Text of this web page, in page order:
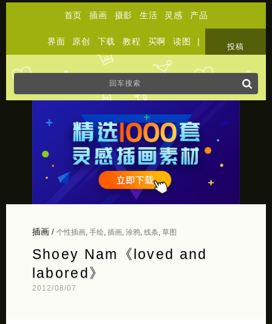
首页 插画 摄影 生活 灵感 产品
界面 原创 下载 教程 买啊 读图 |
投稿
插画/ 个性插画, 手绘, 插画, 涂鸦, 线条 草图
Shoey Nam《loved and
labored》
2012/08/07